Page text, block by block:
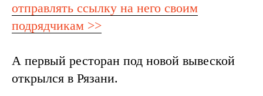
отправлять ссылку на него своим
подрядчикам >>
А первый ресторан под новой вывеской
открылся в Рязани.